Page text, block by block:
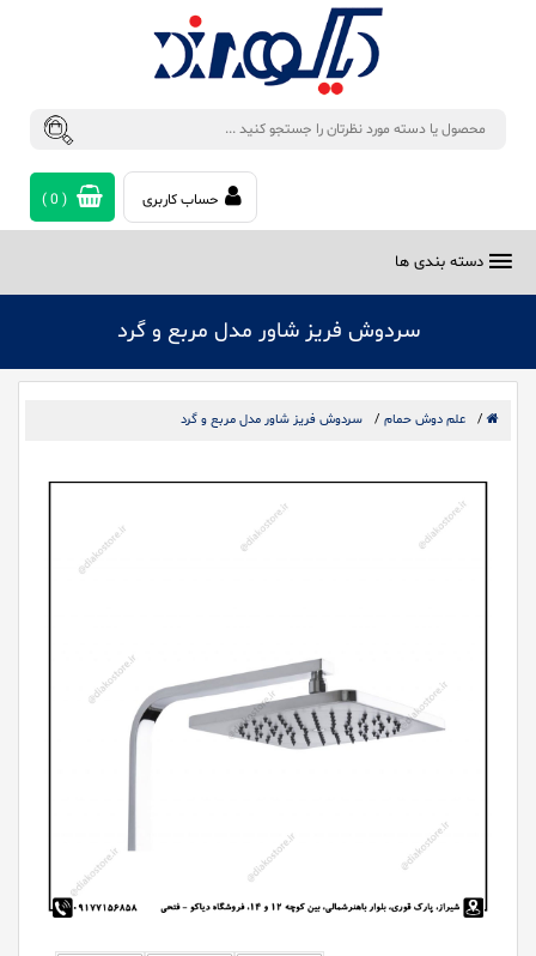
حساب کاربری (
0
)
دسته بندی ها
سردوش فریز شاور مدل مربع و گرد
/ علم دوش حمام / سردوش فریز شاور مدل مربع و گرد